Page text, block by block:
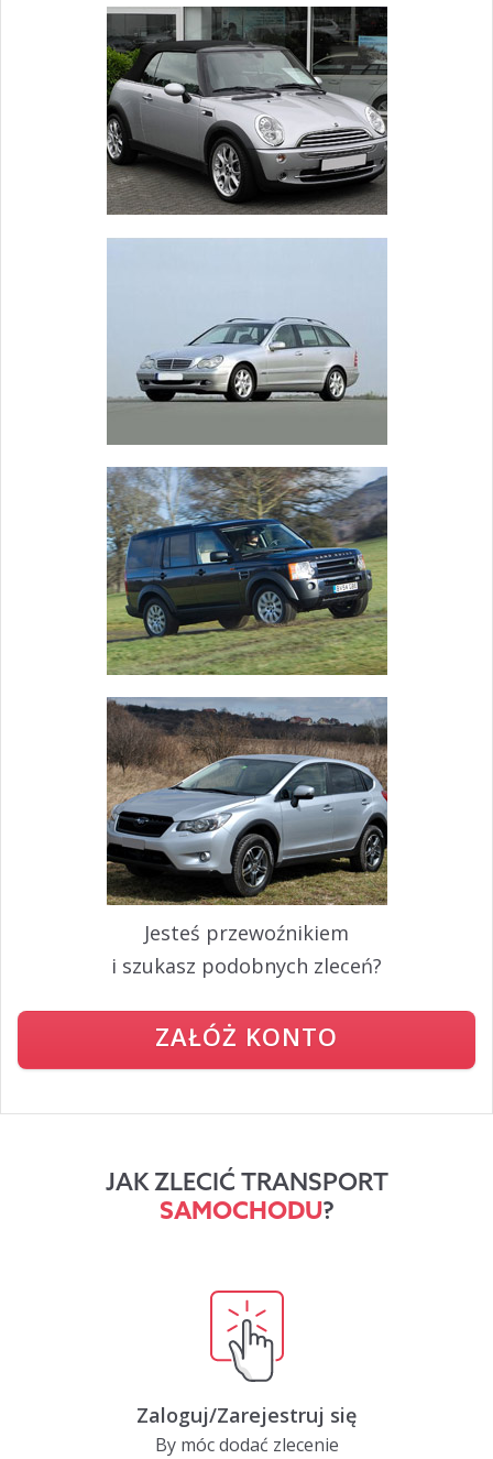
Jesteś przewoźnikiem
i szukasz podobnych zleceń?
ZAŁÓŻ KONTO
JAK ZLECIĆ TRANSPORT
SAMOCHODU?
Zaloguj/Zarejestruj się
By móc dodać zlecenie